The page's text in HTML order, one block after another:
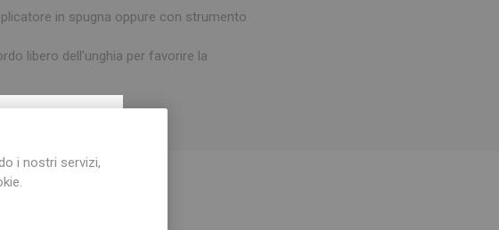
offerte
×
in spugna oppure con strumento
libero dell'unghia per favorire la
i nostri servizi,